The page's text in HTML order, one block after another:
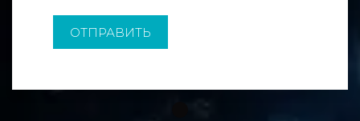
ОТПРАВИТЬ